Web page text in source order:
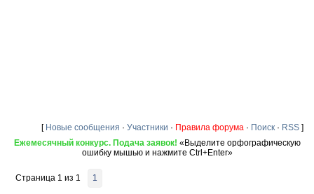
[ Новые сообщения · Участники · Правила форума · Поиск · RSS ]
Ежемесячный конкурс. Подача заявок! «Выделите орфографическую
ошибку мышью и нажмите Ctrl+Enter»
Страница 1 из 1 1